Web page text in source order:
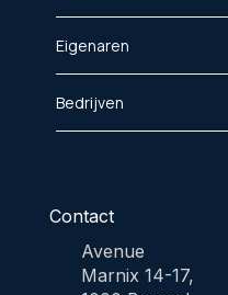
Eigenaren
Bedrijven
Contact
Avenue
Marnix 14-17,